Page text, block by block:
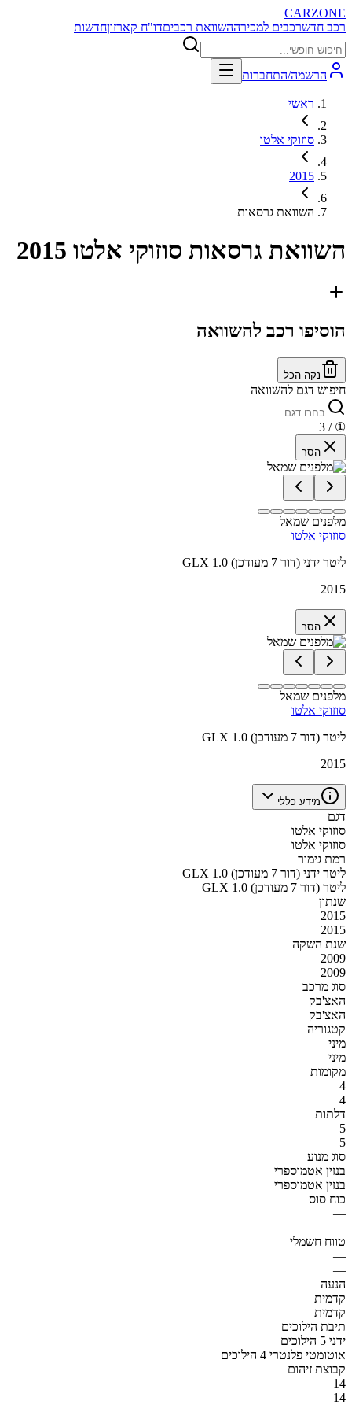
CARZONE
רכב חדשרכבים למכירההשוואת רכביםדו"ח קארזוןחדשות
הרשמה/התחברות
ראשי
סוזוקי אלטו
2015
השוואת גרסאות
השוואת גרסאות סוזוקי אלטו 2015
הוסיפו רכב להשוואה
נקה הכל
חיפוש דגם להשוואה
①
/ 3
הסר
מלפנים שמאל
סוזוקי אלטו
GLX 1.0 ליטר ידני (דור 7 מעודכן)
2015
הסר
מלפנים שמאל
סוזוקי אלטו
GLX 1.0 ליטר (דור 7 מעודכן)
2015
מידע כללי
דגם
סוזוקי אלטו
סוזוקי אלטו
רמת גימור
GLX 1.0 ליטר ידני (דור 7 מעודכן)
GLX 1.0 ליטר (דור 7 מעודכן)
שנתון
2015
2015
שנת השקה
2009
2009
סוג מרכב
האצ'בק
האצ'בק
קטגוריה
מיני
מיני
מקומות
4
4
דלתות
5
5
סוג מנוע
בנזין אטמוספרי
בנזין אטמוספרי
כוח סוס
—
—
טווח חשמלי
—
—
הנעה
קדמית
קדמית
תיבת הילוכים
ידני 5 הילוכים
אוטומטי פלנטרי 4 הילוכים
קבוצת זיהום
14
14